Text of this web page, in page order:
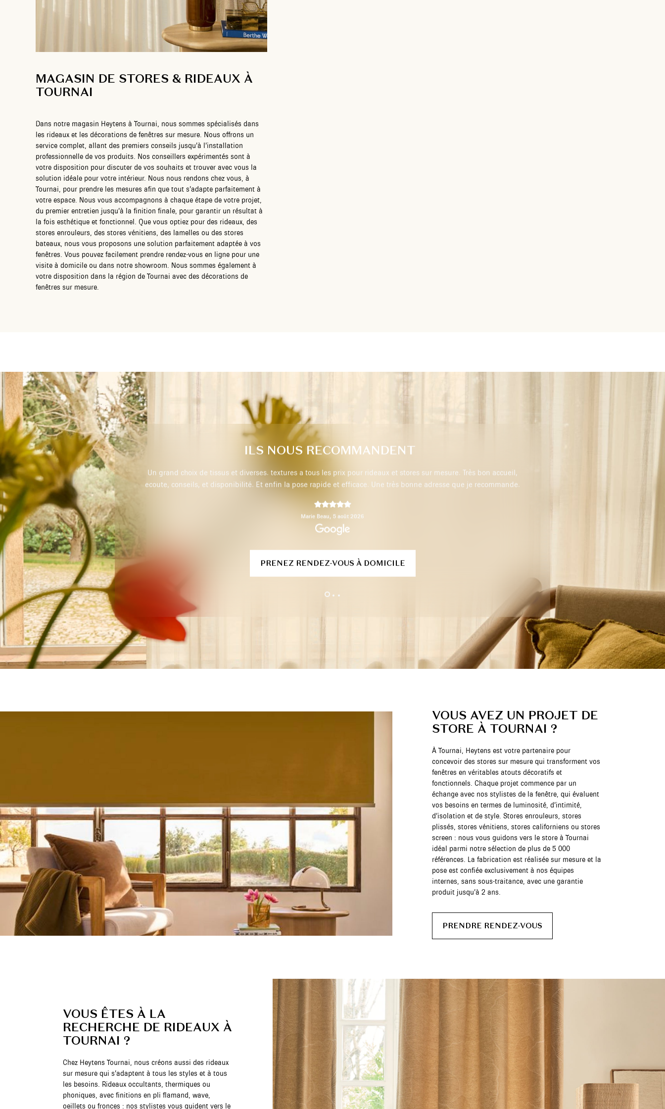
MAGASIN DE STORES & RIDEAUX À
TOURNAI
Dans notre magasin Heytens à Tournai, nous sommes spécialisés dans
les rideaux et les décorations de fenêtres sur mesure. Nous offrons un
service complet, allant des premiers conseils jusqu’à l’installation
professionnelle de vos produits. Nos conseillers expérimentés sont à
votre disposition pour discuter de vos souhaits et trouver avec vous la
solution idéale pour votre intérieur. Nous nous rendons chez vous, à
Tournai, pour prendre les mesures afin que tout s’adapte parfaitement à
votre espace. Nous vous accompagnons à chaque étape de votre projet,
du premier entretien jusqu’à la finition finale, pour garantir un résultat à
la fois esthétique et fonctionnel. Que vous optiez pour des rideaux, des
stores enrouleurs, des stores vénitiens, des lamelles ou des stores
bateaux, nous vous proposons une solution parfaitement adaptée à vos
fenêtres. Vous pouvez facilement prendre rendez-vous en ligne pour une
visite à domicile ou dans notre showroom. Nous sommes également à
votre disposition dans la région de Tournai avec des décorations de
fenêtres sur mesure.
ILS NOUS RECOMMANDENT
sur mesure. Très bon accueil,
adresse que je recommande.
Très professionnel, je recommande
max p, 29 juillet 2026
PRENEZ RENDEZ-VOUS À DOMICILE
VOUS AVEZ UN PROJET DE
STORE À TOURNAI ?
À Tournai, Heytens est votre partenaire pour
concevoir des stores sur mesure qui transforment vos
fenêtres en véritables atouts décoratifs et
fonctionnels. Chaque projet commence par un
échange avec nos stylistes de la fenêtre, qui évaluent
vos besoins en termes de luminosité, d’intimité,
d’isolation et de style. Stores enrouleurs, stores
plissés, stores vénitiens, stores californiens ou stores
screen : nous vous guidons vers le store à Tournai
idéal parmi notre sélection de plus de 5 000
références. La fabrication est réalisée sur mesure et la
pose est confiée exclusivement à nos équipes
internes, sans sous-traitance, avec une garantie
produit jusqu’à 2 ans.
PRENDRE RENDEZ-VOUS
VOUS ÊTES À LA
RECHERCHE DE RIDEAUX À
TOURNAI ?
Chez Heytens Tournai, nous créons aussi des rideaux
sur mesure qui s’adaptent à tous les styles et à tous
les besoins. Rideaux occultants, thermiques ou
phoniques, avec finitions en pli flamand, wave,
oeillets ou fronces : nos stylistes vous guident vers le